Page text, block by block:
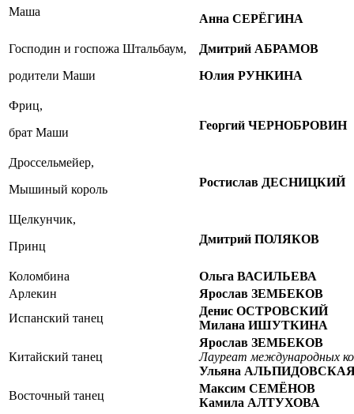
Маша
Анна СЕРЁГИНА
Господин и госпожа Штальбаум,
родители Маши
Дмитрий АБРАМОВ
Юлия РУНКИНА
Фриц,
брат Маши
Георгий ЧЕРНОБРОВИН
Дроссельмейер,
Мышиный король
Ростислав ДЕСНИЦКИЙ
Щелкунчик,
Принц
Дмитрий ПОЛЯКОВ
Коломбина
Ольга ВАСИЛЬЕВА
Арлекин
Ярослав ЗЕМБЕКОВ
Испанский танец
Денис ОСТРОВСКИЙ
Милана ИШУТКИНА
Китайский танец
Ярослав ЗЕМБЕКОВ
Лауреат международных
Ульяна
Восточный танец
Максим СЕМЁНОВ
Камила АЛТУХОВА